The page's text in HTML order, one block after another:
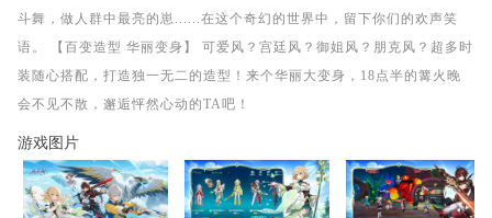
斗舞，做人群中最亮的崽......在这个奇幻的世界中，留下你们的欢声笑
语。 【百变造型 华丽变身】 可爱风？宫廷风？御姐风？朋克风？超多时
装随心搭配，打造独一无二的造型！来个华丽大变身，18点半的篝火晚
会不见不散，邂逅怦然心动的TA吧！
游戏图片